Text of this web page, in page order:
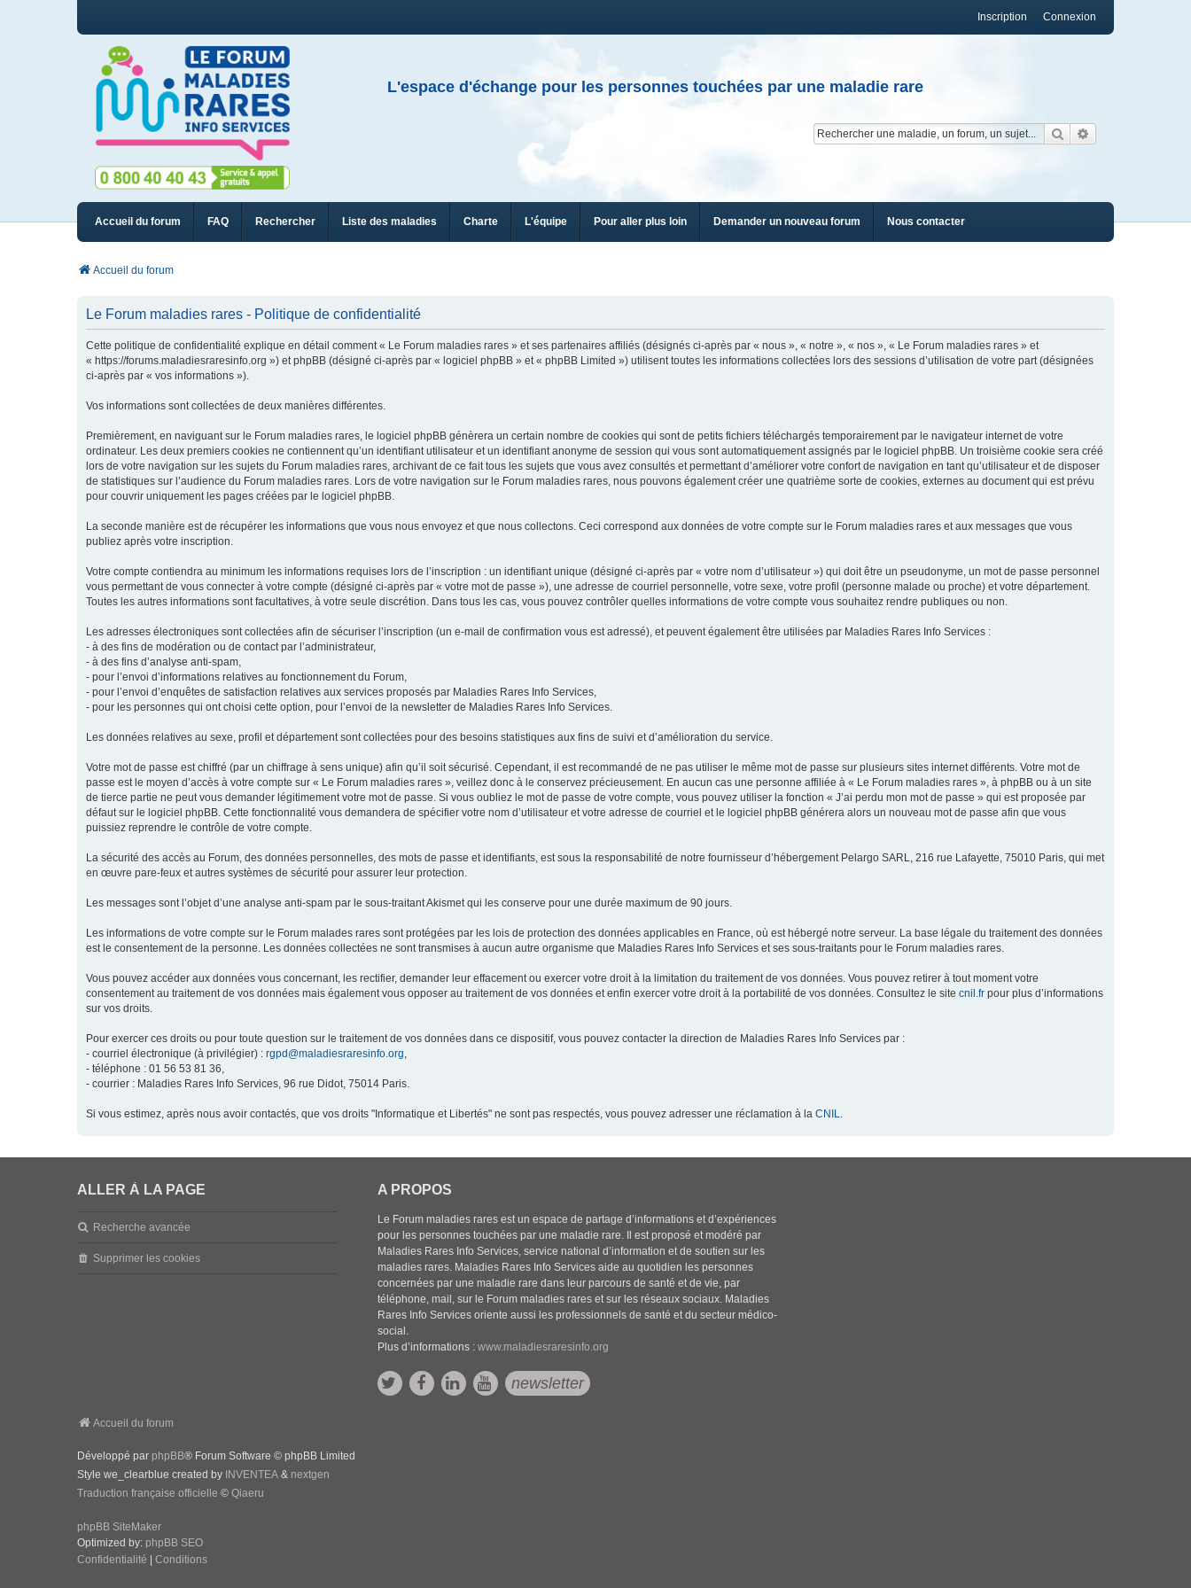
Connexion
Inscription
L'espace d'échange pour les personnes touchées par une maladie rare
Rechercher
Accueil du forum FAQ Rechercher Liste des maladies Charte L'équipe Pour aller plus loin Demander un nouveau forum Nous contacter
Accueil du forum
Le Forum maladies rares - Politique de confidentialité
Cette politique de confidentialité explique en détail comment « Le Forum maladies rares » et ses partenaires affiliés (désignés ci-après par « nous », « notre », « nos », « Le Forum maladies rares » et
« https://forums.maladiesraresinfo.org ») et phpBB (désigné ci-après par « logiciel phpBB » et « phpBB Limited ») utilisent toutes les informations collectées lors des sessions d’utilisation de votre part (désignées
ci-après par « vos informations »).
Vos informations sont collectées de deux manières différentes.
Premièrement, en naviguant sur le Forum maladies rares, le logiciel phpBB génèrera un certain nombre de cookies qui sont de petits fichiers téléchargés temporairement par le navigateur internet de votre
ordinateur. Les deux premiers cookies ne contiennent qu’un identifiant utilisateur et un identifiant anonyme de session qui vous sont automatiquement assignés par le logiciel phpBB. Un troisième cookie sera créé
lors de votre navigation sur les sujets du Forum maladies rares, archivant de ce fait tous les sujets que vous avez consultés et permettant d’améliorer votre confort de navigation en tant qu’utilisateur et de disposer
de statistiques sur l’audience du Forum maladies rares. Lors de votre navigation sur le Forum maladies rares, nous pouvons également créer une quatrième sorte de cookies, externes au document qui est prévu
pour couvrir uniquement les pages créées par le logiciel phpBB.
La seconde manière est de récupérer les informations que vous nous envoyez et que nous collectons. Ceci correspond aux données de votre compte sur le Forum maladies rares et aux messages que vous
publiez après votre inscription.
Votre compte contiendra au minimum les informations requises lors de l’inscription : un identifiant unique (désigné ci-après par « votre nom d’utilisateur ») qui doit être un pseudonyme, un mot de passe personnel
vous permettant de vous connecter à votre compte (désigné ci-après par « votre mot de passe »), une adresse de courriel personnelle, votre sexe, votre profil (personne malade ou proche) et votre département.
Toutes les autres informations sont facultatives, à votre seule discrétion. Dans tous les cas, vous pouvez contrôler quelles informations de votre compte vous souhaitez rendre publiques ou non.
Les adresses électroniques sont collectées afin de sécuriser l’inscription (un e-mail de confirmation vous est adressé), et peuvent également être utilisées par Maladies Rares Info Services :
- à des fins de modération ou de contact par l’administrateur,
- à des fins d’analyse anti-spam,
- pour l’envoi d’informations relatives au fonctionnement du Forum,
- pour l’envoi d’enquêtes de satisfaction relatives aux services proposés par Maladies Rares Info Services,
- pour les personnes qui ont choisi cette option, pour l’envoi de la newsletter de Maladies Rares Info Services.
Les données relatives au sexe, profil et département sont collectées pour des besoins statistiques aux fins de suivi et d’amélioration du service.
Votre mot de passe est chiffré (par un chiffrage à sens unique) afin qu’il soit sécurisé. Cependant, il est recommandé de ne pas utiliser le même mot de passe sur plusieurs sites internet différents. Votre mot de
passe est le moyen d’accès à votre compte sur « Le Forum maladies rares », veillez donc à le conservez précieusement. En aucun cas une personne affiliée à « Le Forum maladies rares », à phpBB ou à un site
de tierce partie ne peut vous demander légitimement votre mot de passe. Si vous oubliez le mot de passe de votre compte, vous pouvez utiliser la fonction « J’ai perdu mon mot de passe » qui est proposée par
défaut sur le logiciel phpBB. Cette fonctionnalité vous demandera de spécifier votre nom d’utilisateur et votre adresse de courriel et le logiciel phpBB générera alors un nouveau mot de passe afin que vous
puissiez reprendre le contrôle de votre compte.
La sécurité des accès au Forum, des données personnelles, des mots de passe et identifiants, est sous la responsabilité de notre fournisseur d’hébergement Pelargo SARL, 216 rue Lafayette, 75010 Paris, qui met
en œuvre pare-feux et autres systèmes de sécurité pour assurer leur protection.
Les messages sont l’objet d’une analyse anti-spam par le sous-traitant Akismet qui les conserve pour une durée maximum de 90 jours.
Les informations de votre compte sur le Forum malades rares sont protégées par les lois de protection des données applicables en France, où est hébergé notre serveur. La base légale du traitement des données
est le consentement de la personne. Les données collectées ne sont transmises à aucun autre organisme que Maladies Rares Info Services et ses sous-traitants pour le Forum maladies rares.
Vous pouvez accéder aux données vous concernant, les rectifier, demander leur effacement ou exercer votre droit à la limitation du traitement de vos données. Vous pouvez retirer à tout moment votre
consentement au traitement de vos données mais également vous opposer au traitement de vos données et enfin exercer votre droit à la portabilité de vos données. Consultez le site cnil.fr pour plus d’informations
sur vos droits.
Pour exercer ces droits ou pour toute question sur le traitement de vos données dans ce dispositif, vous pouvez contacter la direction de Maladies Rares Info Services par :
- courriel électronique (à privilégier) : rgpd@maladiesraresinfo.org,
- téléphone : 01 56 53 81 36,
- courrier : Maladies Rares Info Services, 96 rue Didot, 75014 Paris.
Si vous estimez, après nous avoir contactés, que vos droits "Informatique et Libertés" ne sont pas respectés, vous pouvez adresser une réclamation à la CNIL.
ALLER À LA PAGE
Recherche avancée
Supprimer les cookies
A PROPOS
Le Forum maladies rares est un espace de partage d’informations et d’expériences
pour les personnes touchées par une maladie rare. Il est proposé et modéré par
Maladies Rares Info Services, service national d’information et de soutien sur les
maladies rares. Maladies Rares Info Services aide au quotidien les personnes
concernées par une maladie rare dans leur parcours de santé et de vie, par
téléphone, mail, sur le Forum maladies rares et sur les réseaux sociaux. Maladies
Rares Info Services oriente aussi les professionnels de santé et du secteur médico-
social.
Plus d’informations :www.maladiesraresinfo.org
newsletter
Accueil du forum
Développé par phpBB® Forum Software © phpBB Limited
Style we_clearblue created by INVENTEA & nextgen
Traduction française officielle © Qiaeru
phpBB SiteMaker
Optimized by: phpBB SEO
Confidentialité
Conditions